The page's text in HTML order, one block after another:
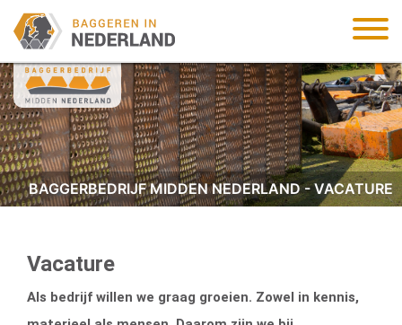
BAGGERBEDRIJF MIDDEN NEDERLAND - VACATURE
Vacature
Als bedrijf willen we graag groeien. Zowel in kennis,